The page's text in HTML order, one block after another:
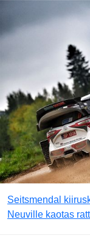
Seitsmendal
Neuville kaotas